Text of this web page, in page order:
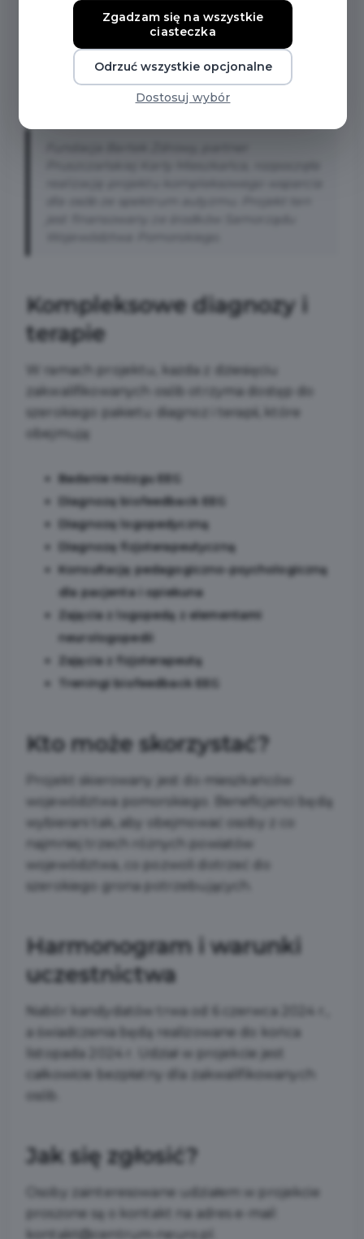
PARTNERA
PRUSZCZAŃSKIEJ
KARTY MIESZKAŃCA
Kompleksowe diagnozy i
terapie
W ramach projektu, każda z dziesięciu
zakwalifikowanych osób otrzyma dostęp do
szerokiego pakietu diagnoz i terapii, które
obejmują:
Badanie mózgu EEG
Diagnozę biofeedback EEG
Diagnozę logopedyczną
Diagnozę fizjoterapeutyczną
Konsultację pedagogiczno-psychologiczną
dla pacjenta i opiekuna
Zajęcia z logopedą z elementami
neurologopedii
Zajęcia z fizjoterapeutą
Treningi biofeedback EEG
Kto może skorzystać?
Projekt skierowany jest do mieszkańców
województwa pomorskiego. Beneficjenci będą
wybierani tak, aby obejmować osoby z co
najmniej trzech różnych powiatów
województwa, co pozwoli dotrzeć do
szerokiego grona potrzebujących.
Harmonogram i warunki
uczestnictwa
Nabór kandydatów trwa od 6 czerwca 2024 r.,
a świadczenia będą realizowane do końca
listopada 2024 r. Udział w projekcie jest
całkowicie bezpłatny dla zakwalifikowanych
osób.
Jak się zgłosić?
Osoby zainteresowane udziałem w projekcie
proszone są o kontakt na adres e-mail:
kontakt@centrum-neuro.pl
Zgadzam się na wszystkie
ciasteczka
Odrzuć wszystkie opcjonalne
Dostosuj wybór